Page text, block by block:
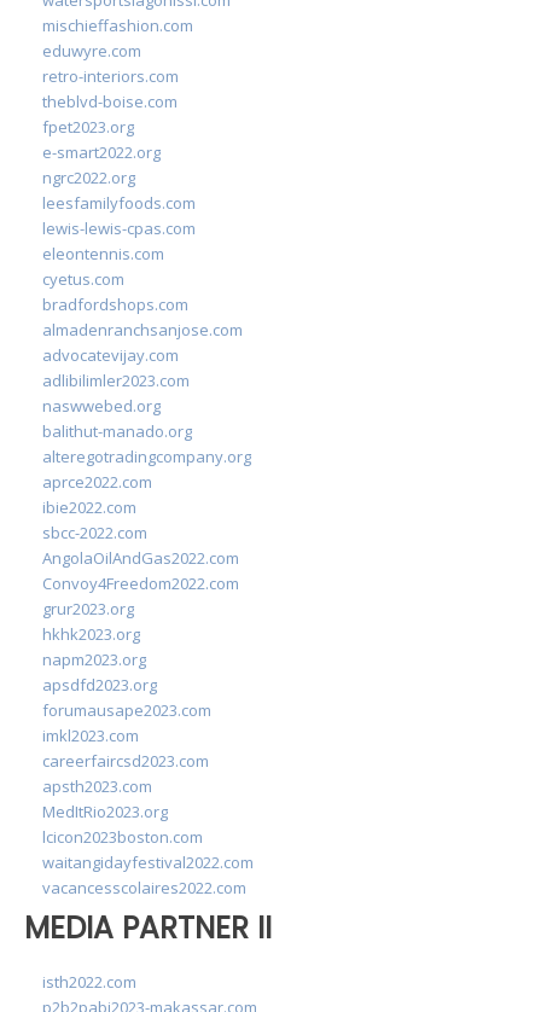
mischieffashion.com
eduwyre.com
retro-interiors.com
theblvd-boise.com
fpet2023.org
e-smart2022.org
ngrc2022.org
leesfamilyfoods.com
lewis-lewis-cpas.com
eleontennis.com
cyetus.com
bradfordshops.com
almadenranchsanjose.com
advocatevijay.com
adlibilimler2023.com
naswwebed.org
balithut-manado.org
alteregotradingcompany.org
aprce2022.com
ibie2022.com
sbcc-2022.com
AngolaOilAndGas2022.com
Convoy4Freedom2022.com
grur2023.org
hkhk2023.org
napm2023.org
apsdfd2023.org
forumausape2023.com
imkl2023.com
careerfaircsd2023.com
apsth2023.com
MedItRio2023.org
lcicon2023boston.com
waitangidayfestival2022.com
vacancesscolaires2022.com
MEDIA PARTNER II
isth2022.com
p2b2pabi2023-makassar.com